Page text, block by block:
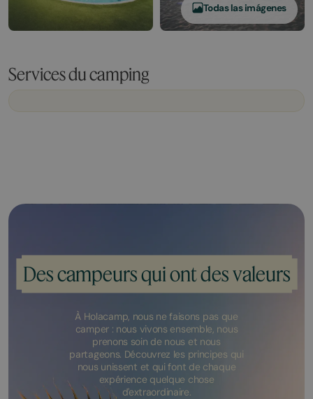
Todas las imágenes
Services du camping
Des campeurs qui ont des valeurs
À Holacamp, nous ne faisons pas que
camper : nous vivons ensemble, nous
prenons soin de nous et nous
partageons. Découvrez les principes qui
nous unissent et qui font de chaque
expérience quelque chose
d'extraordinaire.